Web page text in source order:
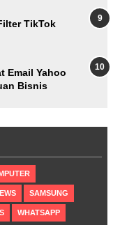
TikTok
Email Yahoo
Bisnis
SAMSUNG
WHATSAPP